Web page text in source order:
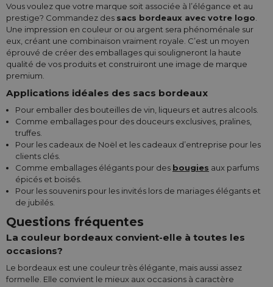
Vous voulez que votre marque soit associée à l’élégance et au
prestige? Commandez des sacs bordeaux avec votre logo
Une impression en couleur or ou argent sera phénoménale sur
eux, créant une combinaison vraiment royale. C’est un moyen
éprouvé de créer des emballages qui souligneront la haute
qualité de vos produits et construiront une image de marque
premium.
Applications idéales des sacs bordeaux
Pour emballer des bouteilles de vin, liqueurs et autres alcools.
Comme emballages pour des douceurs exclusives, pralines,
truffes.
Pour les cadeaux de Noël et les cadeaux d’entreprise pour les
clients clés.
Comme emballages élégants pour des bougies aux parfums
épicés et boisés.
Pour les souvenirs pour les invités lors de mariages élégants et
de jubilés.
Questions fréquentes
La couleur bordeaux convient-elle à toutes les
occasions?
Le bordeaux est une couleur très élégante, mais aussi assez
formelle. Elle convient le mieux aux occasions à caractère